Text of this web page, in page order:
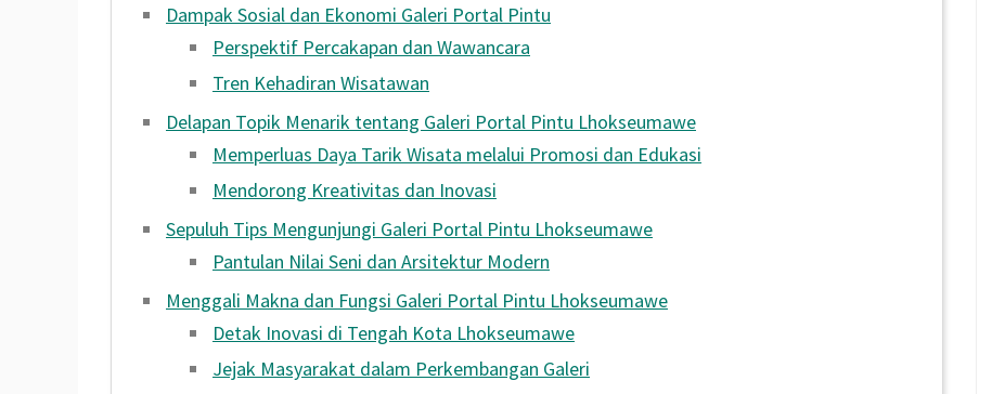
Dampak Sosial dan Ekonomi Galeri Portal Pintu
Perspektif Percakapan dan Wawancara
Tren Kehadiran Wisatawan
Delapan Topik Menarik tentang Galeri Portal Pintu Lhokseumawe
Memperluas Daya Tarik Wisata melalui Promosi dan Edukasi
Mendorong Kreativitas dan Inovasi
Sepuluh Tips Mengunjungi Galeri Portal Pintu Lhokseumawe
Pantulan Nilai Seni dan Arsitektur Modern
Menggali Makna dan Fungsi Galeri Portal Pintu Lhokseumawe
Detak Inovasi di Tengah Kota Lhokseumawe
Jejak Masyarakat dalam Perkembangan Galeri